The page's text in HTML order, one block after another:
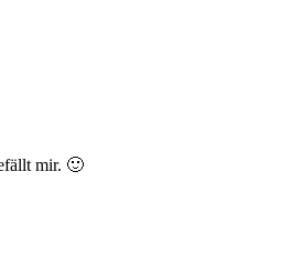
mir. 🙂